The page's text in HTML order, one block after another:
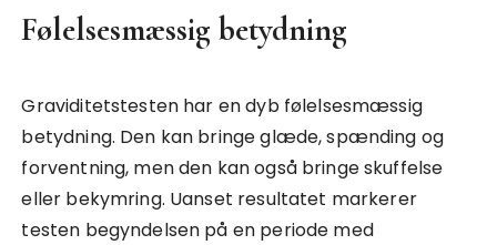
Følelsesmæssig betydning
Graviditetstesten har en dyb følelsesmæssig
betydning. Den kan bringe glæde, spænding og
forventning, men den kan også bringe skuffelse
eller bekymring. Uanset resultatet markerer
testen begyndelsen på en periode med